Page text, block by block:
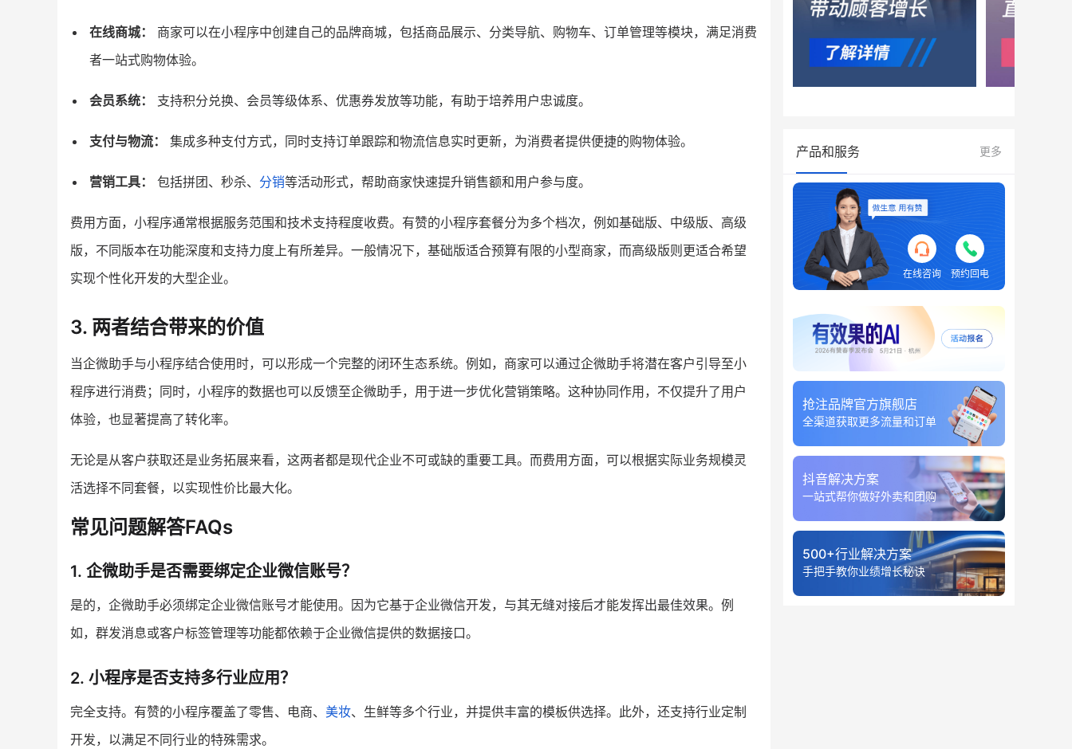
在线商城：
商家可以在小程序中创建自己的品牌商城，包括商品展示、分类导航、购物车、订单管理等模块，满足消费
者一站式购物体验。
会员系统： 支持积分兑换、会员等级体系、优惠券发放等功能，有助于培养用户忠诚度。
支付与物流： 集成多种支付方式，同时支持订单跟踪和物流信息实时更新，为消费者提供便捷的购物体验。
营销工具： 包括拼团、秒杀、 分销等活动形式，帮助商家快速提升销售额和用户参与度。
费用方面，小程序通常根据服务范围和技术支持程度收费。有赞的小程序套餐分为多个档次，例如基础版、中级版、高级
版，不同版本在功能深度和支持力度上有所差异。一般情况下，基础版适合预算有限的小型商家，而高级版则更适合希望
实现个性化开发的大型企业。
3. 两者结合带来的价值
当企微助手与小程序结合使用时，可以形成一个完整的闭环生态系统。例如，商家可以通过企微助手将潜在客户引导至小
程序进行消费；同时，小程序的数据也可以反馈至企微助手，用于进一步优化营销策略。这种协同作用，不仅提升了用户
体验，也显著提高了转化率。
无论是从客户获取还是业务拓展来看，这两者都是现代企业不可或缺的重要工具。而费用方面，可以根据实际业务规模灵
活选择不同套餐，以实现性价比最大化。
常见问题解答FAQs
1. 企微助手是否需要绑定企业微信账号？
是的，企微助手必须绑定企业微信账号才能使用。因为它基于企业微信开发，与其无缝对接后才能发挥出最佳效果。例
如，群发消息或客户标签管理等功能都依赖于企业微信提供的数据接口。
2. 小程序是否支持多行业应用？
完全支持。有赞的小程序覆盖了零售、电商、 美妆、生鲜等多个行业，并提供丰富的模板供选择。此外，还支持行业定制
开发，以满足不同行业的特殊需求。
产品和服务 更多
在线咨询 预约回电
抢注品牌官方旗舰店
全渠道获取更多流量和订单
抖音解决方案
一站式帮你做好外卖和团购
500+行业解决方案
手把手教你业绩增长秘诀